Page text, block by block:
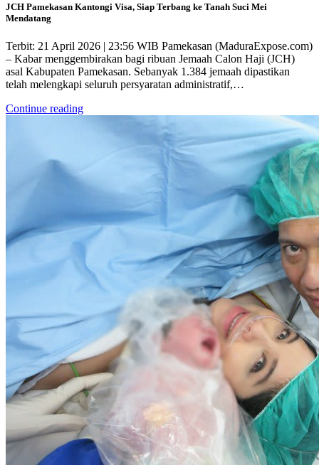
JCH Pamekasan Kantongi Visa, Siap Terbang ke Tanah Suci Mei
Mendatang
Terbit: 21 April 2026 | 23:56 WIB Pamekasan (MaduraExpose.com)
– Kabar menggembirakan bagi ribuan Jemaah Calon Haji (JCH)
asal Kabupaten Pamekasan. Sebanyak 1.384 jemaah dipastikan
telah melengkapi seluruh persyaratan administratif,…
Continue reading